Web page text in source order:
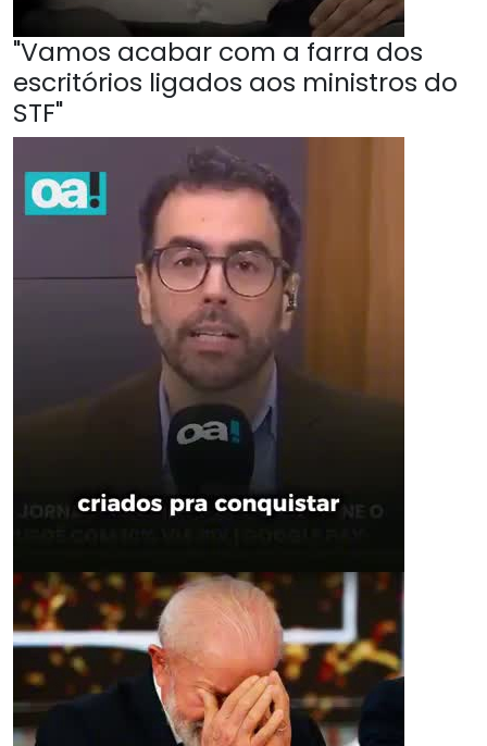
"Vamos acabar com a farra dos
escritórios ligados aos ministros do
STF"